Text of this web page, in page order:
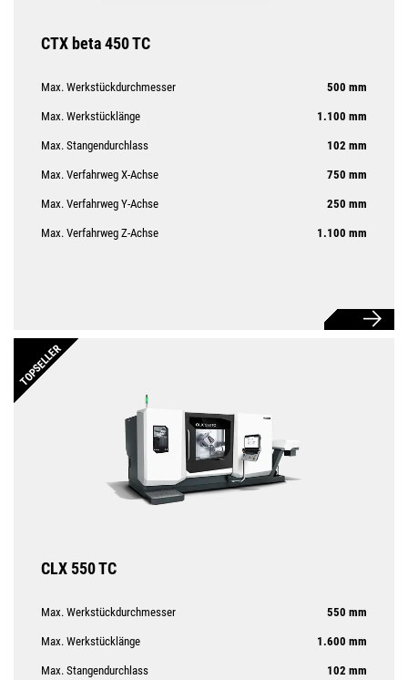
CTX beta 450 TC
Max. Werkstückdurchmesser 500 mm
Max. Werkstücklänge 1.100 mm
Max. Stangendurchlass 102 mm
Max. Verfahrweg X-Achse 750 mm
Max. Verfahrweg Y-Achse 250 mm
Max. Verfahrweg Z-Achse 1.100 mm
TOPSELLER
CLX 550 TC
Max. Werkstückdurchmesser 550 mm
Max. Werkstücklänge 1.600 mm
Max. Stangendurchlass 102 mm